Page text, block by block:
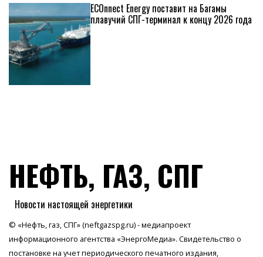
ECOnnect Energy поставит на Багамы
плавучий СПГ-терминал к концу 2026 года
НЕФТЬ, ГАЗ, СПГ
Новости настоящей энергетики
© «Нефть, газ, СПГ» (neftgazspg.ru) - медиапроект
информационного агентства «ЭнергоМедиа». Свидетельство о
постановке на учет периодического печатного издания,